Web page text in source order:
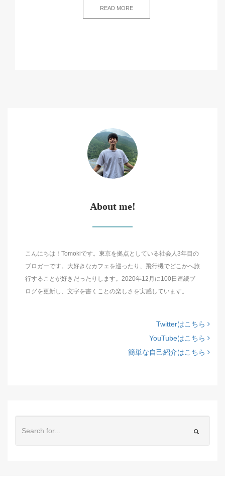
READ MORE
About me!
こんにちは！Tomokiです。東京を拠点としている社会人3年目の
ブロガーです。大好きなカフェを巡ったり、飛行機でどこかへ旅
行することが好きだったりします。2020年12月に100日連続ブ
ログを更新し、文字を書くことの楽しさを実感しています。
Twitterはこちら
YouTubeはこちら
簡単な自己紹介はこちら